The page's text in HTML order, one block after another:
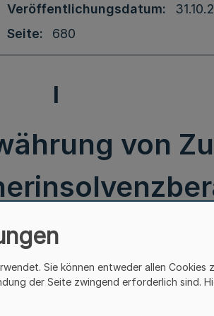
Veröffentlichungsdatum
Seite
680
I
von
Kinder,
- vom 7.
Sie können entweder allen Cookies
der Seite zwingend erforderlich sind.